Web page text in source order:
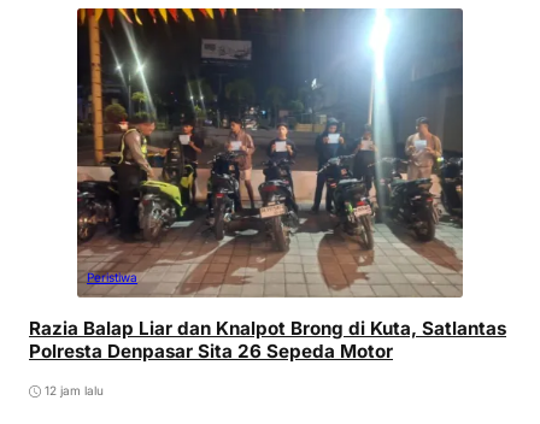
Peristiwa
Razia Balap Liar dan Knalpot Brong di Kuta, Satlantas
Polresta Denpasar Sita 26 Sepeda Motor
12 jam lalu